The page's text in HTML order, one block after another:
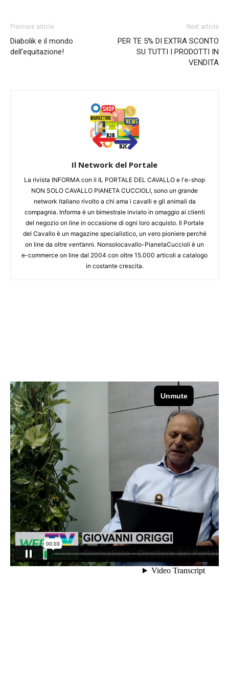
Previous article
Diabolik e il mondo
dell’equitazione!
Next article
PER TE 5% DI EXTRA SCONTO
SU TUTTI I PRODOTTI IN
VENDITA
Il Network del Portale
La rivista INFORMA con il IL PORTALE DEL CAVALLO e l'e-shop
NON SOLO CAVALLO PIANETA CUCCIOLI, sono un grande
network italiano rivolto a chi ama i cavalli e gli animali da
compagnia. Informa è un bimestrale inviato in omaggio ai clienti
del negozio on line in occasione di ogni loro acquisto. Il Portale
del Cavallo è un magazine specialistico, un vero pioniere perché
on line da oltre vent’anni. Nonsolocavallo-PianetaCuccioli è un
e-commerce on line dal 2004 con oltre 15.000 articoli a catalogo
in costante crescita.